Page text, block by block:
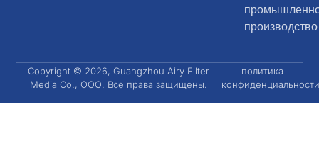
производство
Copyright © 2026, Guangzhou Airy Filter
Media Co., ООО. Все права защищены.
политика